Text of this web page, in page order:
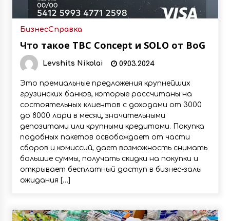
БизнесСправка
Что такое TBC Concept и SOLO от BoG
Levshits Nikolai 09.03.2024
Это премиальные предложения крупнейших
грузинских банков, которые рассчитаны на
состоятельных клиентов с доходами от 3000
до 8000 лари в месяц, значительными
депозитами или крупными кредитами. Покупка
подобных пакетов освобождает от части
сборов и комиссий, дает возможность снимать
большие суммы, получать скидки на покупки и
открывает бесплатный доступ в бизнес-залы
ожидания […]